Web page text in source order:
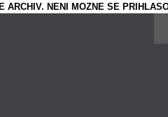
ARCHIV. NENI MOZNE SE